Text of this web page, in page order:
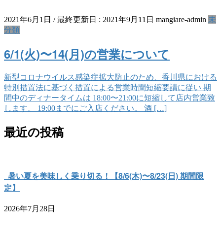
2021年6月1日 / 最終更新日 : 2021年9月11日 mangiare-admin 未
分類
6/1(火)〜14(月)の営業について
新型コロナウイルス感染症拡大防止のため、香川県における
特別措置法に基づく措置による営業時間短縮要請に従い 期
間中のディナータイムは 18:00〜21:00に短縮して店内営業致
します。 19:00までにご入店ください。 酒 […]
最近の投稿
暑い夏を美味しく乗り切る！【8/6(木)〜8/23(日) 期間限
定】
2026年7月28日